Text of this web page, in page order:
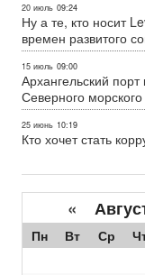
20 июль 09:24
Ну а те, кто носит
времен развитого
15 июль 09:00
Архангельский
Северного морского
25 июнь 10:19
Кто хочет стать
«
Пн Вт Ср